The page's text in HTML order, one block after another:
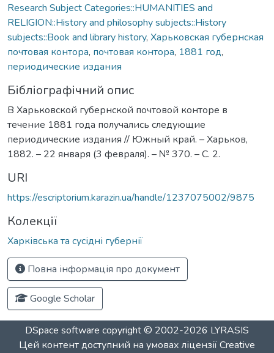
Research Subject Categories::HUMANITIES and
RELIGION::History and philosophy subjects::History
subjects::Book and library history, Харьковская губернская
почтовая контора, почтовая контора, 1881 год,
периодические издания
Бібліографічний опис
В Харьковской губернской почтовой конторе в
течение 1881 года получались следующие
периодические издания // Южный край. – Харьков,
1882. – 22 января (3 февраля). – № 370. – С. 2.
URI
https://escriptorium.karazin.ua/handle/1237075002/9875
Колекції
Харківська та сусідні губернії
Повна інформація про документ
Google Scholar
DSpace software copyright © 2002-2026 LYRASIS
Цей контент доступний на умовах ліцензіїCreative